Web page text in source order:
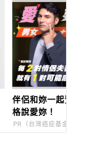
伴侶和妳一起預防
格說愛妳！
PR（台灣癌症基金會）